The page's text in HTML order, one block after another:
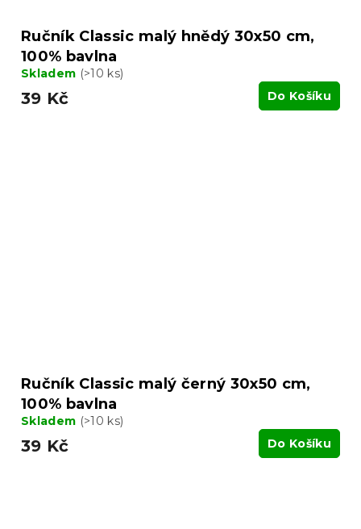
Ručník Classic malý hnědý 30x50 cm,
100% bavlna
Skladem (>10 ks)
39 Kč Do Košíku
Ručník Classic malý černý 30x50 cm,
100% bavlna
Skladem (>10 ks)
39 Kč Do Košíku